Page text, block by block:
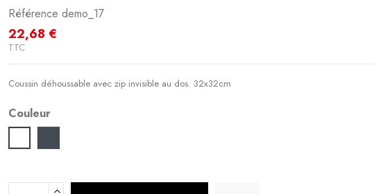
Référence demo_17
22,68 €
TTC
Coussin déhoussable avec zip invisible au dos. 32x32cm
Couleur